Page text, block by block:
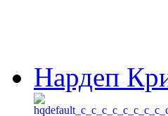
Нардеп